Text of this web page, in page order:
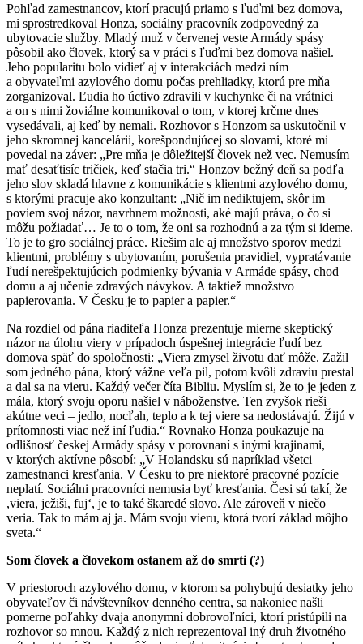
Pohľad zamestnancov, ktorí pracujú priamo s ľuďmi bez domova,
mi sprostredkoval Honza, sociálny pracovník zodpovedný za
ubytovacie služby. Mladý muž v červenej veste Armády spásy
pôsobil ako človek, ktorý sa v práci s ľuďmi bez domova našiel.
Jeho popularitu bolo vidieť aj v interakciách medzi ním
a obyvateľmi azylového domu počas prehliadky, ktorú pre mňa
zorganizoval. Ľudia ho úctivo zdravili v kuchynke či na vrátnici
a on s nimi žoviálne komunikoval o tom, v ktorej krčme dnes
vysedávali, aj keď by nemali. Rozhovor s Honzom sa uskutočnil v
jeho skromnej kancelárii, korešpondujúcej so slovami, ktoré mi
povedal na záver: „Pre mňa je dôležitejší človek než vec. Nemusím
mať desaťtisíc tričiek, keď stačia tri.“ Honzov bežný deň sa podľa
jeho slov skladá hlavne z komunikácie s klientmi azylového domu,
s ktorými pracuje ako konzultant: „Nič im nediktujem, skôr im
poviem svoj názor, navrhnem možnosti, aké majú práva, o čo si
môžu požiadať… Je to o tom, že oni sa rozhodnú a za tým si ideme.
To je to gro sociálnej práce. Riešim ale aj množstvo sporov medzi
klientmi, problémy s ubytovaním, porušenia pravidiel, vypratávanie
ľudí nerešpektujúcich podmienky bývania v Armáde spásy, chod
domu a aj učenie zdravých návykov. A taktiež množstvo
papierovania. V Česku je to papier a papier.“
Na rozdiel od pána riaditeľa Honza prezentuje mierne skeptický
názor na úlohu viery v prípadoch úspešnej integrácie ľudí bez
domova späť do spoločnosti: „Viera zmysel životu dať môže. Zažil
som jedného pána, ktorý vážne veľa pil, potom kvôli zdraviu prestal
a dal sa na vieru. Každý večer číta Bibliu. Myslím si, že to je jeden z
mála, ktorý svoju oporu našiel v náboženstve. Ten zvyšok rieši
akútne veci – jedlo, nocľah, teplo a k tej viere sa nedostávajú. Žijú v
prítomnosti viac než iní ľudia.“ Rovnako Honza poukazuje na
odlišnosť českej Armády spásy v porovnaní s inými krajinami,
v ktorých aktívne pôsobí: „V Holandsku sú napríklad všetci
zamestnanci kresťania. V Česku to pre niektoré pracovné pozície
neplatí. Sociálni pracovníci nemusia byť kresťania. Česi sú takí, že
,viera, ježiši, fuj‘, je to také škaredé slovo. Ale zároveň v niečo
veria. Tak to mám aj ja. Mám svoju vieru, ktorá tvorí základ môjho
sveta.“
Som človek a človekom ostanem až do smrti (?)
V priestoroch azylového domu, v ktorom sa pohybujú desiatky jeho
obyvateľov či návštevníkov denného centra, sa nakoniec našli
pomerne poľahky dvaja anonymní dobrovoľníci, ktorí pristúpili na
rozhovor so mnou. Každý z nich reprezentoval iný druh životného